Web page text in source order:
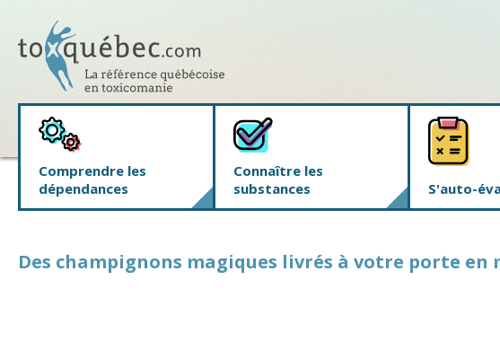
Comprendre les
dépendances
Connaître les
substances
S'auto-
Des champignons magiques livrés à votre porte en